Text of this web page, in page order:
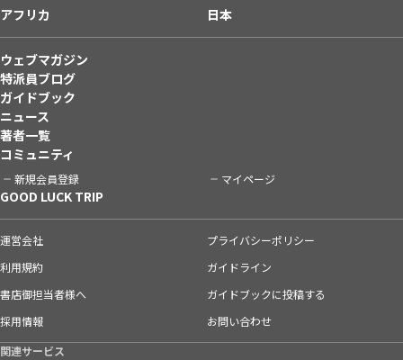
アフリカ
日本
ウェブマガジン
特派員ブログ
ガイドブック
ニュース
著者一覧
コミュニティ
新規会員登録 マイページ
GOOD LUCK TRIP
運営会社
プライバシーポリシー
利用規約
ガイドライン
書店御担当者様へ
ガイドブックに投稿する
採用情報
お問い合わせ
関連サービス